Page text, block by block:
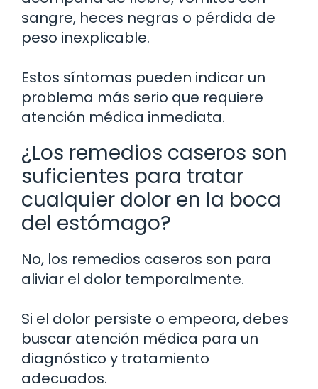
sangre, heces negras o pérdida de
peso inexplicable.
Estos síntomas pueden indicar un
problema más serio que requiere
atención médica inmediata.
¿Los remedios caseros son
suficientes para tratar
cualquier dolor en la boca
del estómago?
No, los remedios caseros son para
aliviar el dolor temporalmente.
Si el dolor persiste o empeora, debes
buscar atención médica para un
diagnóstico y tratamiento
adecuados.